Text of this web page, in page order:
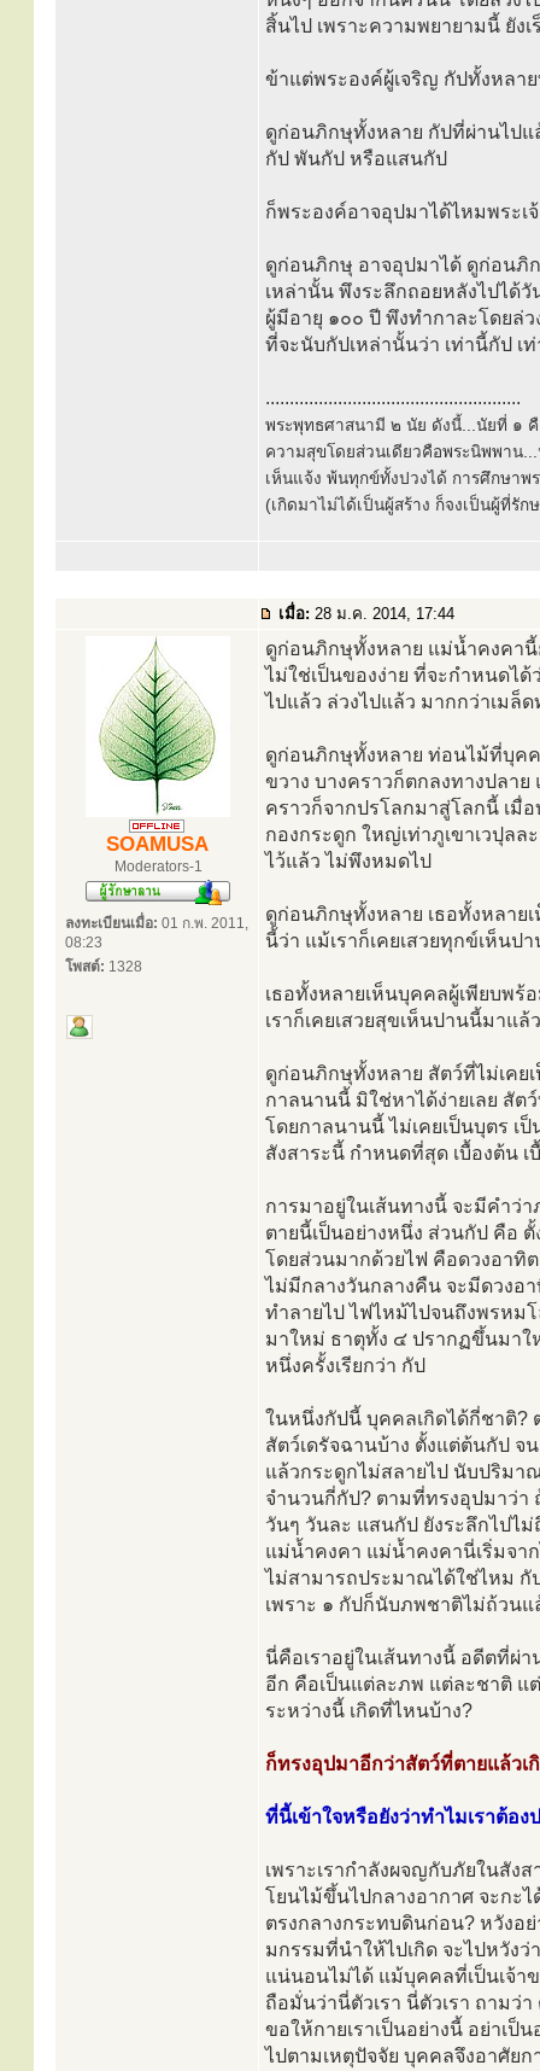
สิ้นไป เพราะความพยายามนี้ ยัง
ข้าแต่พระองค์ผู้เจริญ กัปทั้งหลา
ดูก่อนภิกษุทั้งหลาย กัปที่ผ่านไปแ
กัป พันกัป หรือแสนกัป
ก็พระองค์อาจอุปมาได้ไหมพระเ
ดูก่อนภิกษุ อาจอุปมาได้ ดูก่อนภิ
เหล่านั้น พึงระลึกถอยหลังไปได้
ผู้มีอายุ ๑๐๐ ปี พึงทำกาละโดยล่
ที่จะนับกัปเหล่านั้นว่า เท่านี้กัป
.....................................................
พระพุทธศาสนามี ๒ นัย ดังนี้...นัยที่ ๑ คื
ความสุขโดยส่วนเดียวคือพระนิพพาน
เห็นแจ้ง พ้นทุกข์ทั้งปวงได้ การศึกษาพ
(เกิดมาไม่ได้เป็นผู้สร้าง ก็จงเป็นผู้ที่รั
เมื่อ: 28 ม.ค. 2014, 17:44
SOAMUSA
Moderators-1
ลงทะเบียนเมื่อ: 01 ก.พ. 2011,
08:23
โพสต์: 1328
ดูก่อนภิกษุทั้งหลาย แม่น้ำคงคา
ไม่ใช่เป็นของง่าย ที่จะกำหนดไ
ไปแล้ว ล่วงไปแล้ว มากกว่าเมล็
ดูก่อนภิกษุทั้งหลาย ท่อนไม้ที่บุค
ขวาง บางคราวก็ตกลงทางปลา
คราวก็จากปรโลกมาสู่โลกนี้ เมื่
กองกระดูก ใหญ่เท่าภูเขาเวปุล
ไว้แล้ว ไม่พึงหมดไป
ดูก่อนภิกษุทั้งหลาย เธอทั้งหลาย
นี้ว่า แม้เราก็เคยเสวยทุกข์เห็น
เธอทั้งหลายเห็นบุคคลผู้เพียบพ
เราก็เคยเสวยสุขเห็นปานนี้มาแ
ดูก่อนภิกษุทั้งหลาย สัตว์ที่ไม่เคย
กาลนานนี้ มิใช่หาได้ง่ายเลย สัต
โดยกาลนานนี้ ไม่เคยเป็นบุตร เ
สังสาระนี้ กำหนดที่สุด เบื้องต้น เ
การมาอยู่ในเส้นทางนี้ จะมีคำว่
ตายนี้เป็นอย่างหนึ่ง ส่วนกัป คือ
โดยส่วนมากด้วยไฟ คือดวงอาทิ
ไม่มีกลางวันกลางคืน จะมีดวงอ
ทำลายไป ไฟไหม้ไปจนถึงพรหม
มาใหม่ ธาตุทั้ง ๔ ปรากฏขึ้นมาใ
หนึ่งครั้งเรียกว่า กัป
ในหนึ่งกัปนี้ บุคคลเกิดได้กี่ชาติ?
สัตว์เดรัจฉานบ้าง ตั้งแต่ต้นกัป
แล้วกระดูกไม่สลายไป นับปริมา
จำนวนกี่กัป? ตามที่ทรงอุปมาว่า
วันๆ วันละ แสนกัป ยังระลึกไปไ
แม่น้ำคงคา แม่น้ำคงคานี่เริ่มจา
ไม่สามารถประมาณได้ใช่ไหม
เพราะ ๑ กัปก็นับภพชาติไม่ถ้วนแ
นี่คือเราอยู่ในเส้นทางนี้ อดีตที่ผ่า
อีก คือเป็นแต่ละภพ แต่ละชาติ แ
ระหว่างนี้ เกิดที่ไหนบ้าง?
ก็ทรงอุปมาอีกว่าสัตว์ที่ตายแล้วเ
ที่นี้เข้าใจหรือยังว่าทำไมเราต้อ
เพราะเรากำลังผจญกับภัยในสัง
โยนไม้ขึ้นไปกลางอากาศ จะกะ
ตรงกลางกระทบดินก่อน? หวังอ
มกรรมที่นำให้ไปเกิด จะไปหวัง
แน่นอนไม่ได้ แม้บุคคลที่เป็นเจ้า
ถือมั่นว่านี่ตัวเรา นี่ตัวเรา ถามว่า
ขอให้กายเราเป็นอย่างนี้ อย่าเป็
ไปตามเหตุปัจจัย บุคคลจึงอาศัย